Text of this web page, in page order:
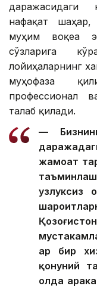
даражасидаги
нафақат шаҳар,
муҳим воқеа
сўзларига
лойиҳаларнинг
муҳофаза
профессионал
талаб қилади.
—
жамоат
узлуксиз
ҳар бир
қонуний
ҳолда